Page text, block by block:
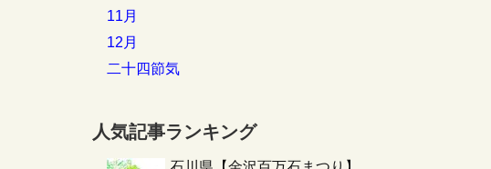
11月
12月
二十四節気
人気記事ランキング